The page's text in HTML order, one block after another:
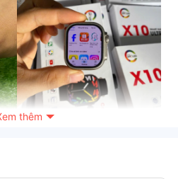
thêm